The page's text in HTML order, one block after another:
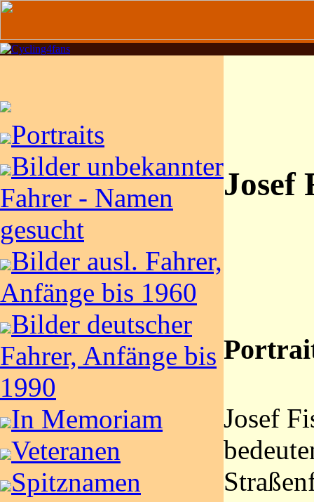
Portraits
Bilder unbekannter
Fahrer - Namen
gesucht
Bilder ausl. Fahrer,
Anfänge bis 1960
Bilder deutscher
Fahrer, Anfänge bis
1990
In Memoriam
Veteranen
Spitznamen
Josef
Josef